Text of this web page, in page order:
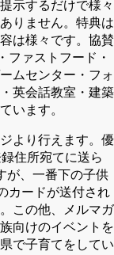
示するだけで様々
りません。特典は
は様々です。協賛
ファストフード・
ムセンター・フォ
英会話教室・建築
います。
より行えます。優
住所宛てに送ら
が、一番下の子供
カードが送付され
この他、メルマガ
向けのイベントを
で子育てをしてい